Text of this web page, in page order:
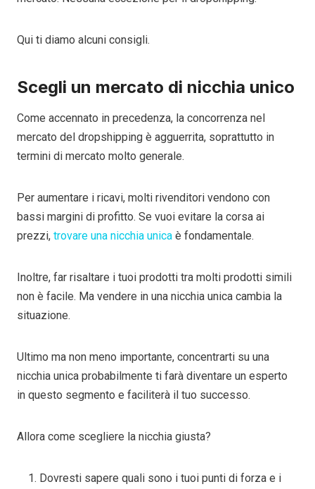
Qui ti diamo alcuni consigli.
Scegli un mercato di nicchia unico
Come accennato in precedenza, la concorrenza nel
mercato del dropshipping è agguerrita, soprattutto in
termini di mercato molto generale.
Per aumentare i ricavi, molti rivenditori vendono con
bassi margini di profitto. Se vuoi evitare la corsa ai
prezzi, trovare una nicchia unica è fondamentale.
Inoltre, far risaltare i tuoi prodotti tra molti prodotti simili
non è facile. Ma vendere in una nicchia unica cambia la
situazione.
Ultimo ma non meno importante, concentrarti su una
nicchia unica probabilmente ti farà diventare un esperto
in questo segmento e faciliterà il tuo successo.
Allora come scegliere la nicchia giusta?
Dovresti sapere quali sono i tuoi punti di forza e i